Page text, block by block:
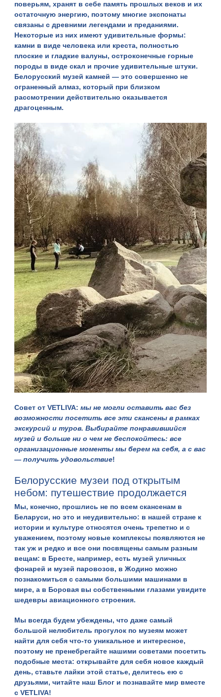
поверьям, хранят в себе память прошлых веков и их
остаточную энергию, поэтому многие экспонаты
связаны с древними легендами и преданиями.
Некоторые из них имеют удивительные формы:
камни в виде человека или креста, полностью
плоские и гладкие валуны, остроконечные горные
породы в виде скал и прочие удивительные штуки.
Белорусский музей камней — это совершенно не
ограненный алмаз, который при близком
рассмотрении действительно оказывается
драгоценным.
Совет от VETLIVA:мы не могли оставить вас без
возможности посетить все эти скансены в рамках
экскурсий итуров. Выбирайте понравившийся
музей и больше ни о чем не беспокойтесь: все
организационные моменты мы берем на себя, а с вас
— получить удовольствие!
Белорусские музеи под открытым
небом: путешествие продолжается
Мы, конечно, прошлись не по всем скансенам в
Беларуси, но это и неудивительно: в нашей стране к
истории и культуре относятся очень трепетно и с
уважением, поэтому новые комплексы появляются не
так уж и редко и все они посвящены самым разным
вещам: в Бресте, например, есть музей уличных
фонарей и музей паровозов, в Жодино можно
познакомиться ссамыми большими машинами в
мире, а в Боровая вы собственными глазами увидите
шедевры авиационного строения.
Мы всегда будем убеждены, что даже самый
большой нелюбитель прогулок по музеям может
найти для себя что-то уникальное и интересное,
поэтому не пренебрегайте нашими советами посетить
подобные места: открывайте для себя новое каждый
день, ставьте лайки этой статье, делитесь ею с
друзьями, читайте наш Блог и познавайте мир вместе
сVETLIVA!